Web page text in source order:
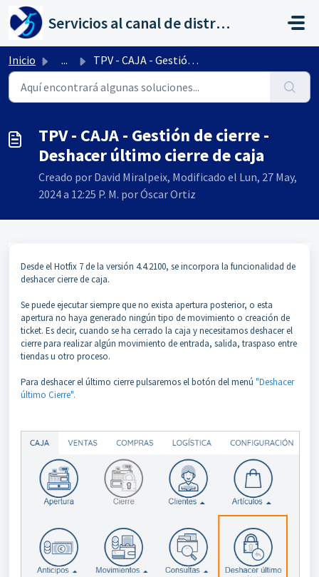
Saltar al contenido principal
Servicios al canal de distribución de AHORA
Inicio ... TPV - CAJA - Gestión de cierre - Deshacer último cierre d...
TPV - CAJA - Gestión de cierre -
Deshacer último cierre de caja
Creado por David Miralpeix, Modificado el Lun, 27 May,
2024 a 12:25 P. M. por Óscar Ortiz
Desde el Hotfix 7 de la versión 4.4.2100, se incorpora la funcionalidad de
deshacer cierre de caja.
Se puede ejecutar siempre que no exista apertura posterior, o esta
apertura no haya generado ningún tipo de movimiento o creación de
ticket. Es decir, cuando se ha cerrado la caja y necesitamos deshacer el
cierre para realizar algún movimiento de entrada, salida, traspaso entre
tiendas u otro proceso.
Para deshacer el último cierre pulsaremos el botón del menú "Deshacer
último Cierre".